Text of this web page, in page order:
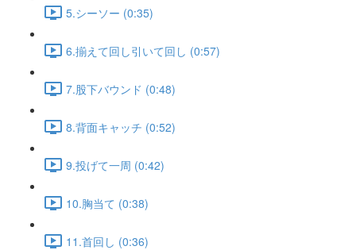
5.シーソー (0:35)
6.揃えて回し引いて回し (0:57)
7.股下バウンド (0:48)
8.背面キャッチ (0:52)
9.投げて一周 (0:42)
10.胸当て (0:38)
11.首回し (0:36)